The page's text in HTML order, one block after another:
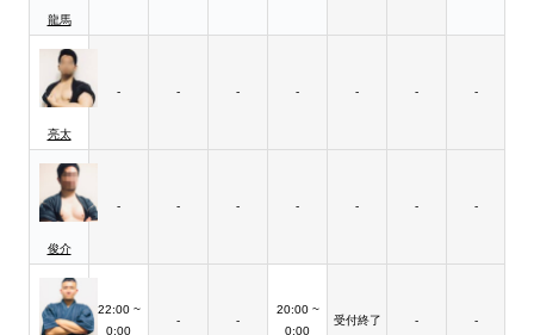
龍馬
亮太
- - - - - - -
俊介
- - - - - - -
22:00 ~
0:00
- -
20:00 ~
0:00
受付終了 - -